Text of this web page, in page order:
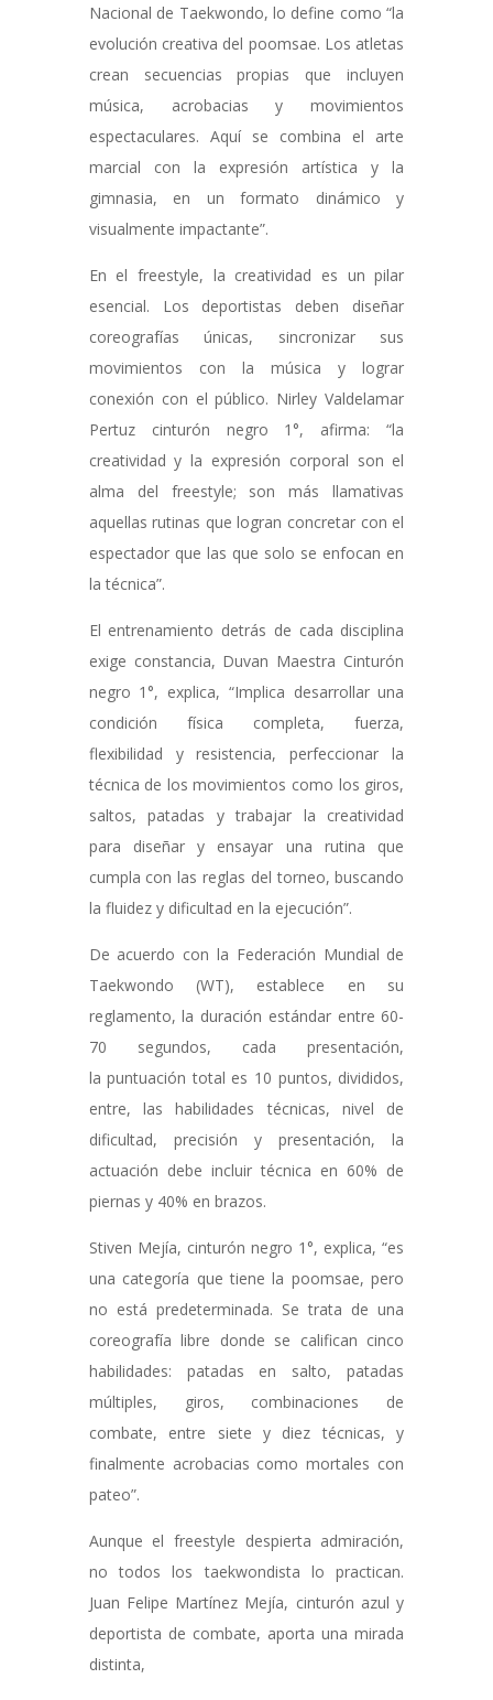
Nacional de Taekwondo, lo define como “la
evolución creativa del poomsae. Los atletas
crean secuencias propias que incluyen
música, acrobacias y movimientos
espectaculares. Aquí se combina el arte
marcial con la expresión artística y la
gimnasia, en un formato dinámico y
visualmente impactante”.
En el freestyle, la creatividad es un pilar
esencial. Los deportistas deben diseñar
coreografías únicas, sincronizar sus
movimientos con la música y lograr
conexión con el público. Nirley Valdelamar
Pertuz cinturón negro 1°, afirma: “la
creatividad y la expresión corporal son el
alma del freestyle; son más llamativas
aquellas rutinas que logran concretar con el
espectador que las que solo se enfocan en
la técnica”.
El entrenamiento detrás de cada disciplina
exige constancia, Duvan Maestra Cinturón
negro 1°, explica, “Implica desarrollar una
condición física completa, fuerza,
flexibilidad y resistencia, perfeccionar la
técnica de los movimientos como los giros,
saltos, patadas y trabajar la creatividad
para diseñar y ensayar una rutina que
cumpla con las reglas del torneo, buscando
la fluidez y dificultad en la ejecución”.
De acuerdo con la Federación Mundial de
Taekwondo (WT), establece en su
reglamento, la duración estándar entre 60-
70 segundos, cada presentación,
la puntuación total es 10 puntos, divididos,
entre, las habilidades técnicas, nivel de
dificultad, precisión y presentación, la
actuación debe incluir técnica en 60% de
piernas y 40% en brazos.
Stiven Mejía, cinturón negro 1°, explica, “es
una categoría que tiene la poomsae, pero
no está predeterminada. Se trata de una
coreografía libre donde se califican cinco
habilidades: patadas en salto, patadas
múltiples, giros, combinaciones de
combate, entre siete y diez técnicas, y
finalmente acrobacias como mortales con
pateo”.
Aunque el freestyle despierta admiración,
no todos los taekwondista lo practican.
Juan Felipe Martínez Mejía, cinturón azul y
deportista de combate, aporta una mirada
distinta,